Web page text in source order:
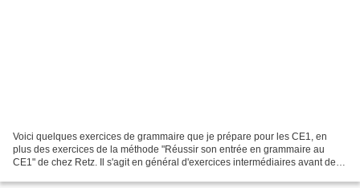
Voici quelques exercices de grammaire que je prépare pour les CE1, en
plus des exercices de la méthode "Réussir son entrée en grammaire au
CE1" de chez Retz. Il s'agit en général d'exercices intermédiaires avant de